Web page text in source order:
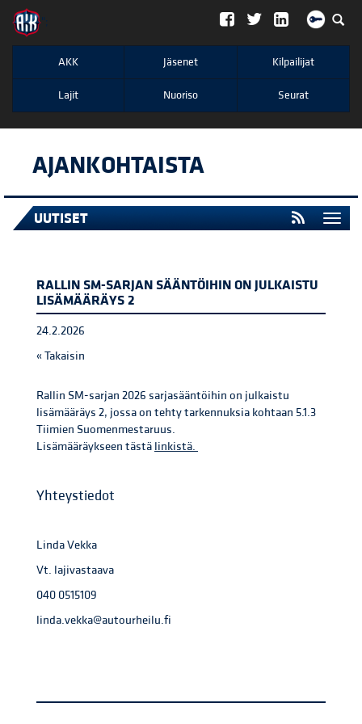
";
AKK Jäsenet Kilpailijat
Lajit Nuoriso Seurat
AJANKOHTAISTA
UUTISET
RALLIN SM-SARJAN SÄÄNTÖIHIN ON JULKAISTU
LISÄMÄÄRÄYS 2
24.2.2026
« Takaisin
Rallin SM-sarjan 2026 sarjasääntöihin on julkaistu
lisämääräys 2, jossa on tehty tarkennuksia kohtaan 5.1.3
Tiimien Suomenmestaruus.
Lisämääräykseen tästä linkistä.
Yhteystiedot
Linda Vekka
Vt. lajivastaava
040 0515109
linda.vekka@autourheilu.fi